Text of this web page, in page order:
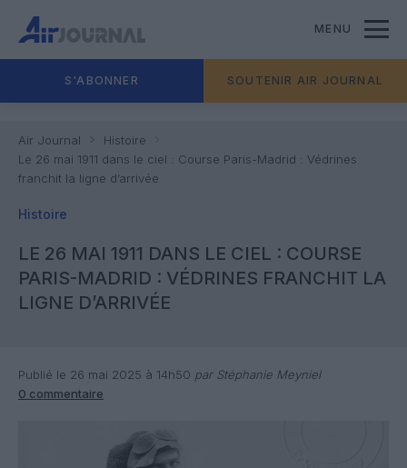
MENU
S'ABONNER SOUTENIR AIR JOURNAL
Air Journal
Histoire
Le 26 mai 1911 dans le ciel : Course Paris-Madrid : Védrines
franchit la ligne d’arrivée
Histoire
LE 26 MAI 1911 DANS LE CIEL : COURSE
PARIS-MADRID : VÉDRINES FRANCHIT LA
LIGNE D’ARRIVÉE
Publié le 26 mai 2025 à 14h50 par Stéphanie Meyniel
0 commentaire